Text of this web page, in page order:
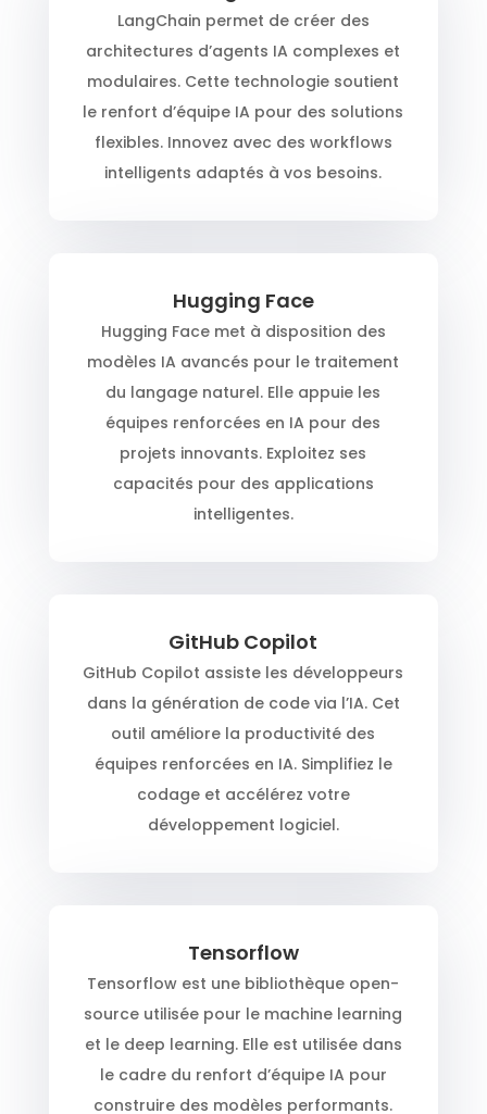
LangChain permet de créer des
architectures d’agents IA complexes et
modulaires. Cette technologie soutient
le renfort d’équipe IA pour des solutions
flexibles. Innovez avec des workflows
intelligents adaptés à vos besoins.
Hugging Face
Hugging Face met à disposition des
modèles IA avancés pour le traitement
du langage naturel. Elle appuie les
équipes renforcées en IA pour des
projets innovants. Exploitez ses
capacités pour des applications
intelligentes.
GitHub Copilot
GitHub Copilot assiste les développeurs
dans la génération de code via l’IA. Cet
outil améliore la productivité des
équipes renforcées en IA. Simplifiez le
codage et accélérez votre
développement logiciel.
Tensorflow
Tensorflow est une bibliothèque open-
source utilisée pour le machine learning
et le deep learning. Elle est utilisée dans
le cadre du renfort d’équipe IA pour
construire des modèles performants.